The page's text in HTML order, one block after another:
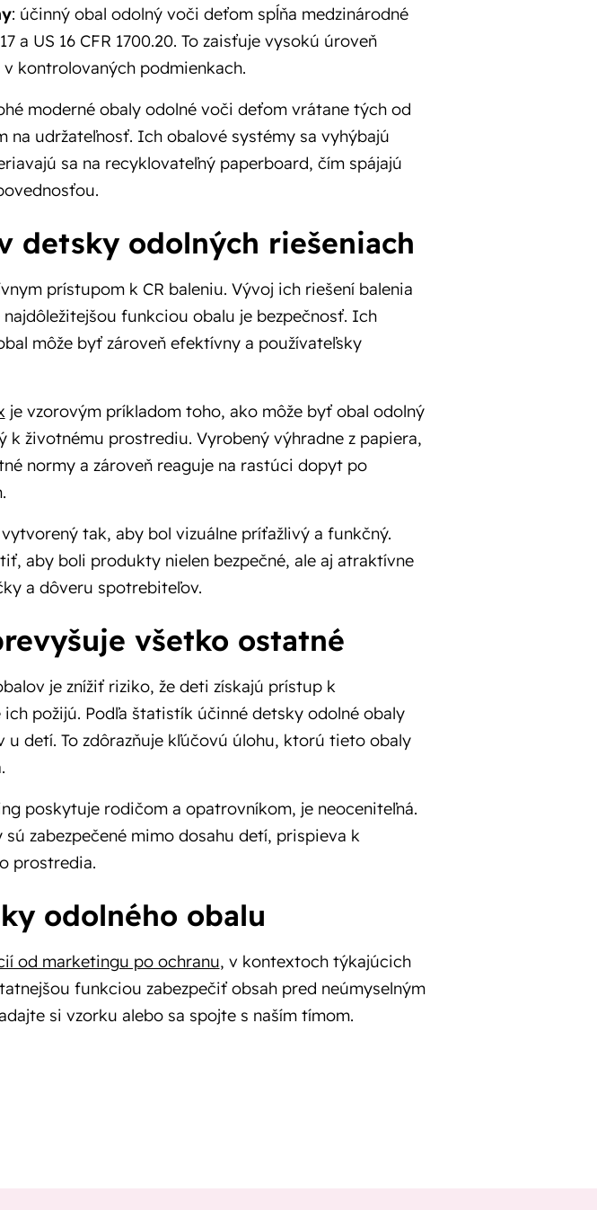
: účinný obal odolný voči deťom spĺňa medzinárodné
a US 16 CFR 1700.20. To zaisťuje vysokú úroveň
kontrolovaných podmienkach.
moderné obaly odolné voči deťom vrátane tých od
na udržateľnosť. Ich obalové systémy sa vyhýbajú
sa na recyklovateľný paperboard, čím spájajú
detsky odolných riešeniach
prístupom k CR baleniu. Vývoj ich riešení balenia
funkciou obalu je bezpečnosť. Ich
môže byť zároveň efektívny a používateľsky
je vzorovým príkladom toho, ako môže byť obal odolný
životnému prostrediu. Vyrobený výhradne z papiera,
normy a zároveň reaguje na rastúci dopyt po
tak, aby bol vizuálne príťažlivý a funkčný.
aby boli produkty nielen bezpečné, ale aj atraktívne
a dôveru spotrebiteľov.
všetko ostatné
je znížiť riziko, že deti získajú prístup k
požijú. Podľa štatistík účinné detsky odolné obaly
u detí. To zdôrazňuje kľúčovú úlohu, ktorú tieto obaly
poskytuje rodičom a opatrovníkom, je neoceniteľná.
zabezpečené mimo dosahu detí, prispieva k
prostredia.
odolného obalu
od marketingu po ochranu, v kontextoch týkajúcich
funkciou zabezpečiť obsah pred neúmyselným
si vzorku alebo sa spojte s naším tímom.